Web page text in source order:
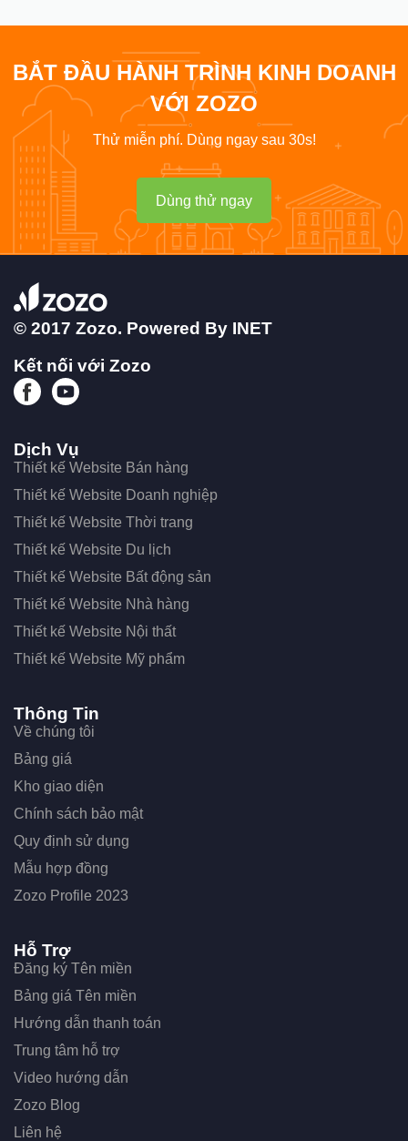
BẮT ĐẦU HÀNH TRÌNH KINH DOANH
VỚI ZOZO
Thử miễn phí. Dùng ngay sau 30s!
Dùng thử ngay
© 2017 Zozo. Powered By INET
Kết nối với Zozo
Dịch Vụ
Thiết kế Website Bán hàng
Thiết kế Website Doanh nghiệp
Thiết kế Website Thời trang
Thiết kế Website Du lịch
Thiết kế Website Bất động sản
Thiết kế Website Nhà hàng
Thiết kế Website Nội thất
Thiết kế Website Mỹ phẩm
Thông Tin
Về chúng tôi
Bảng giá
Kho giao diện
Chính sách bảo mật
Quy định sử dụng
Mẫu hợp đồng
Zozo Profile 2023
Hỗ Trợ
Đăng ký Tên miền
Bảng giá Tên miền
Hướng dẫn thanh toán
Trung tâm hỗ trợ
Video hướng dẫn
Zozo Blog
Liên hệ